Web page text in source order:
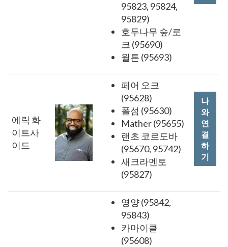
95823, 95824,
95829)
호두나무 숲/로
크 (95690)
윌튼 (95693)
에릭 화
이트사
이드
페어 오크
(95628)
폴섬 (95630)
Mather (95655)
랜초 코르도바
(95670, 95742)
새크라멘토
(95827)
나
와
연
결
하
기
영양 (95842,
95843)
카마이클
(95608)